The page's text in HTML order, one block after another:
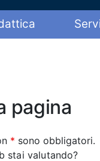
pagina
* sono obbligatori.
stai valutando?